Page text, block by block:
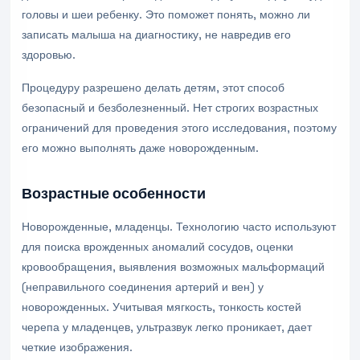
головы и шеи ребенку. Это поможет понять, можно ли
записать малыша на диагностику, не навредив его
здоровью.
Процедуру разрешено делать детям, этот способ
безопасный и безболезненный. Нет строгих возрастных
ограничений для проведения этого исследования, поэтому
его можно выполнять даже новорожденным.
Возрастные особенности
Новорожденные, младенцы. Технологию часто используют
для поиска врожденных аномалий сосудов, оценки
кровообращения, выявления возможных мальформаций
(неправильного соединения артерий и вен) у
новорожденных. Учитывая мягкость, тонкость костей
черепа у младенцев, ультразвук легко проникает, дает
четкие изображения.